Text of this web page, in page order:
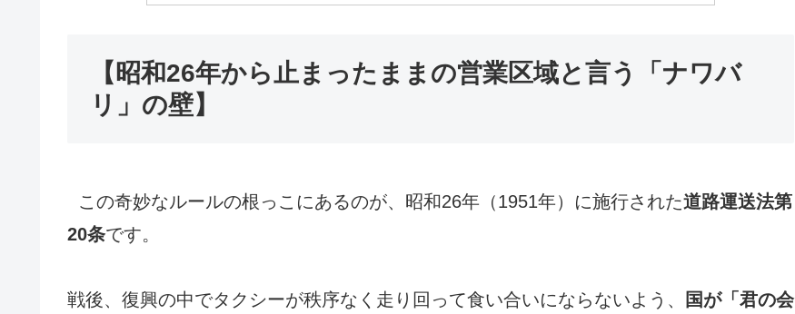
【昭和26年から止まったままの営業区域と言う「ナワバ
リ」の壁】
この奇妙なルールの根っこにあるのが、昭和26年（1951年）に施行された道路運送法第
20条です。
戦後、復興の中でタクシーが秩序なく走り回って食い合いにならないよう、
国が「君の会